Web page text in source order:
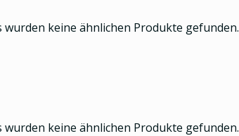
wurden keine ähnlichen Produkte gefunden.
wurden keine ähnlichen Produkte gefunden.